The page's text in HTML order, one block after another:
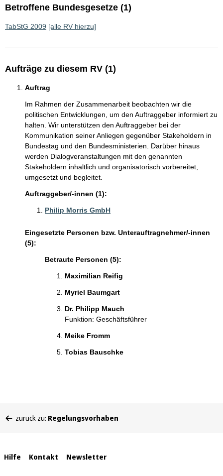
Betroffene Bundesgesetze (1)
TabStG 2009 [alle RV hierzu]
Aufträge zu diesem RV (1)
Auftrag
Im Rahmen der Zusammenarbeit beobachten wir die
politischen Entwicklungen, um den Auftraggeber informiert zu
halten. Wir unterstützen den Auftraggeber bei der
Kommunikation seiner Anliegen gegenüber Stakeholdern in
Bundestag und den Bundesministerien. Darüber hinaus
werden Dialogveranstaltungen mit den genannten
Stakeholdern inhaltlich und organisatorisch vorbereitet,
umgesetzt und begleitet.
Auftraggeber/-innen (1):
Philip Morris GmbH
Eingesetzte Personen bzw. Unterauftragnehmer/-innen
(5):
Betraute Personen (5):
Maximilian Reifig
Myriel Baumgart
Dr. Philipp Mauch
Funktion: Geschäftsführer
Meike Fromm
Tobias Bauschke
befinden
zurück zu: Regelungsvorhaben
Interne
Hilfe Kontakt Newsletter